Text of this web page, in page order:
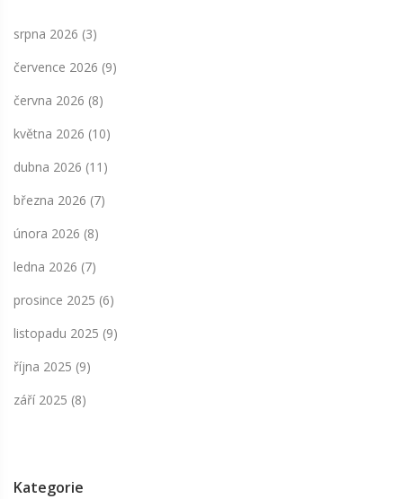
srpna 2026 (3)
července 2026 (9)
června 2026 (8)
května 2026 (10)
dubna 2026 (11)
března 2026 (7)
února 2026 (8)
ledna 2026 (7)
prosince 2025 (6)
listopadu 2025 (9)
října 2025 (9)
září 2025 (8)
Kategorie